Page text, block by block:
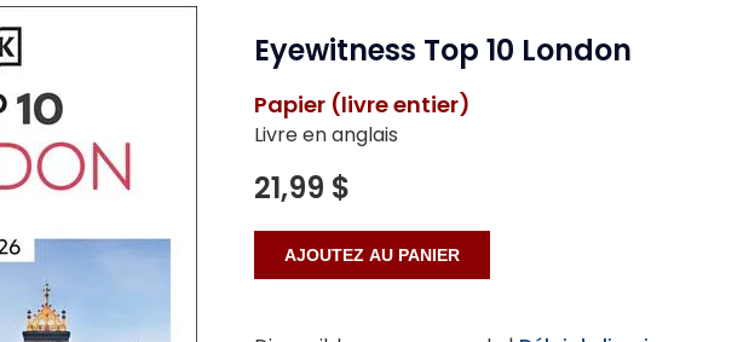
Eyewitness Top 10 London
Papier (livre entier)
Livre en anglais
21,99 $